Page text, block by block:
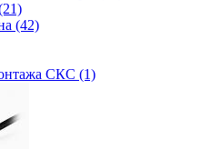
(42)
СКС (1)